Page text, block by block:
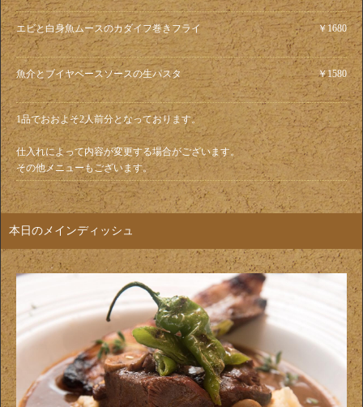
エビと白身魚ムースのカダイフ巻きフライ ￥1680
魚介とブイヤベースソースの生パスタ ￥1580
1品でおおよそ2人前分となっております。
仕入れによって内容が変更する場合がございます。
その他メニューもございます。
本日のメインディッシュ